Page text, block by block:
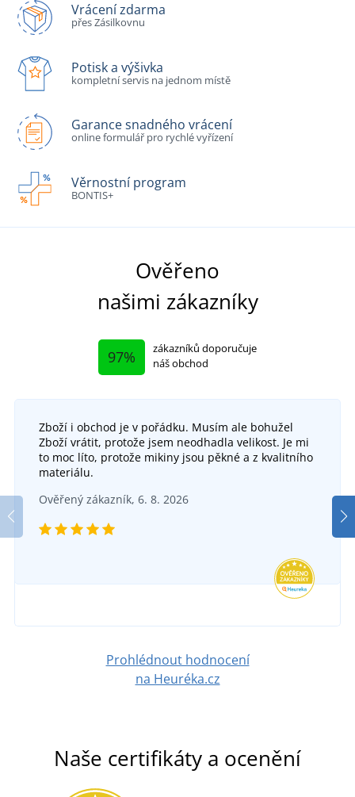
Vrácení zdarma
přes Zásilkovnu
Potisk a výšivka
kompletní servis na jednom místě
Garance snadného vrácení
online formulář pro rychlé vyřízení
Věrnostní program
BONTIS+
Ověřeno
našimi zákazníky
97%
zákazníků doporučuje
náš obchod
Zboží i obchod je v pořádku. Musím ale bohužel
Zboží vrátit, protože jsem neodhadla velikost. Je mi
to moc líto, protože mikiny jsou pěkné a z kvalitního
materiálu.
Ověřený zákazník, 6. 8. 2026
Prohlédnout hodnocení
na Heuréka.cz
Naše certifikáty a ocenění